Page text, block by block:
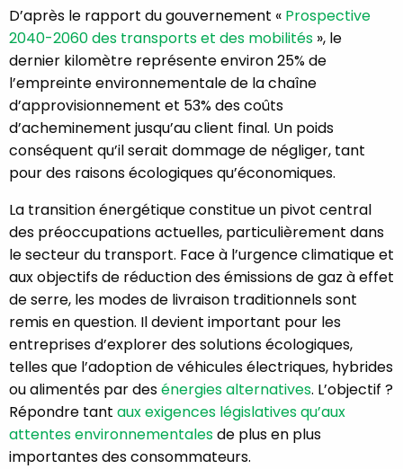
D’après le rapport du gouvernement « Prospective
2040-2060 des transports et des mobilités », le
dernier kilomètre représente environ 25% de
l’empreinte environnementale de la chaîne
d’approvisionnement et 53% des coûts
d’acheminement jusqu’au client final. Un poids
conséquent qu’il serait dommage de négliger, tant
pour des raisons écologiques qu’économiques.
La transition énergétique constitue un pivot central
des préoccupations actuelles, particulièrement dans
le secteur du transport. Face à l’urgence climatique et
aux objectifs de réduction des émissions de gaz à effet
de serre, les modes de livraison traditionnels sont
remis en question. Il devient important pour les
entreprises d’explorer des solutions écologiques,
telles que l’adoption de véhicules électriques, hybrides
ou alimentés par desénergies alternatives. L’objectif ?
Répondre tant aux exigences législatives qu’aux
attentes environnementalesde plus en plus
importantes des consommateurs.